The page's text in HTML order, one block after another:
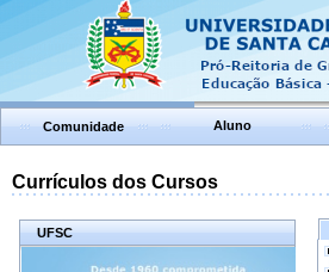
Comunidade Aluno
Currículos dos Cursos
UFSC